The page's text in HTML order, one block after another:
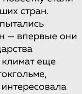
стран.
— впервые они
климат еще